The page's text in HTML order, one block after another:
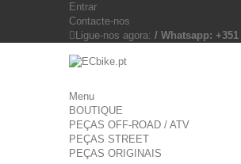
Entrar
Contacte-nos
Ligue-nos agora: / Whatsapp:
Menu
BOUTIQUE
PEÇAS OFF-ROAD / ATV
PEÇAS STREET
PEÇAS ORIGINAIS